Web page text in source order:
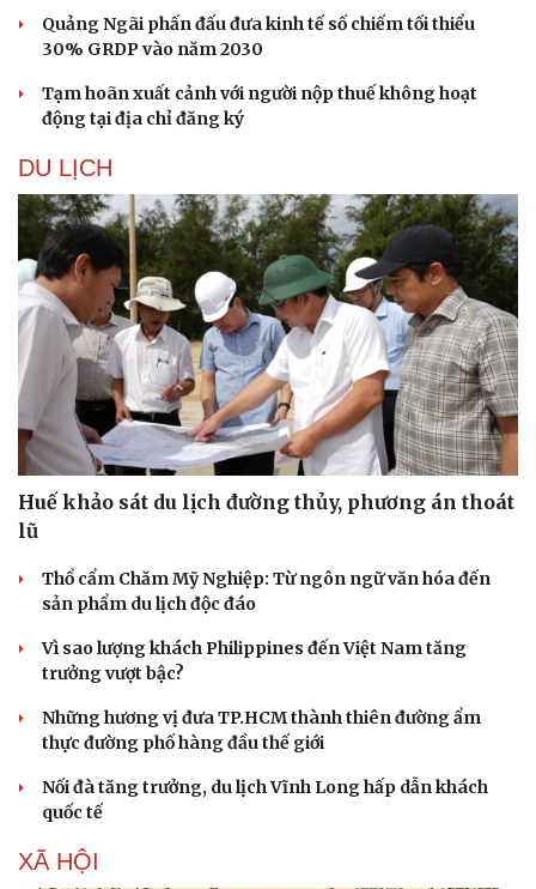
Quảng Ngãi phấn đấu đưa kinh tế số chiếm tối thiểu
30% GRDP vào năm 2030
Tạm hoãn xuất cảnh với người nộp thuế không hoạt
động tại địa chỉ đăng ký
DU LỊCH
Huế khảo sát du lịch đường thủy, phương án thoát
lũ
Thổ cẩm Chăm Mỹ Nghiệp: Từ ngôn ngữ văn hóa đến
sản phẩm du lịch độc đáo
Vì sao lượng khách Philippines đến Việt Nam tăng
trưởng vượt bậc?
Những hương vị đưa TP.HCM thành thiên đường ẩm
thực đường phố hàng đầu thế giới
Nối đà tăng trưởng, du lịch Vĩnh Long hấp dẫn khách
quốc tế
XÃ HỘI